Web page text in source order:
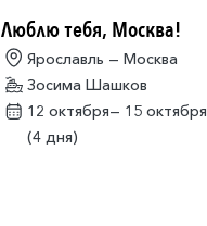
Люблю тебя, Москва!
Ярославль — Москва
Зосима Шашков
12 октября— 15 октября
(4 дня)